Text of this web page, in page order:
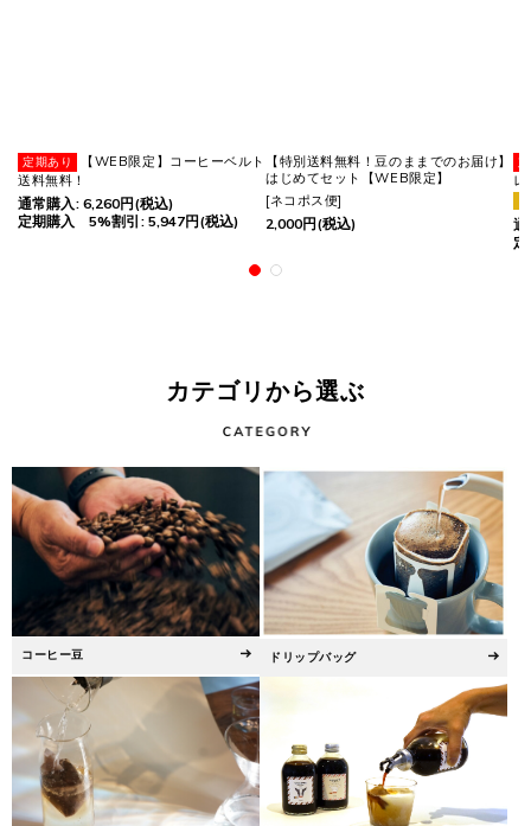
【WEB限定】コーヒーベルト
送料無料！
通常購入: 6,260円(税込)
定期購入 5%割引 : 5,947円(税込)
【特別送料無料！豆のままでのお届け】
はじめてセット【WEB限定】
[ネコポス便]
2,000円(税込)
レ
通
カテゴリから選ぶ
コーヒー豆 ドリップバッグ